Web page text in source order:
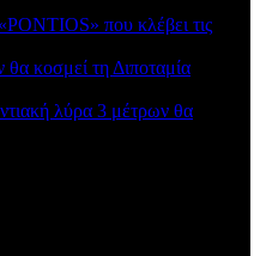
που κλέβει τις
κοσμεί τη Διποταμία
λύρα 3 μέτρων θα